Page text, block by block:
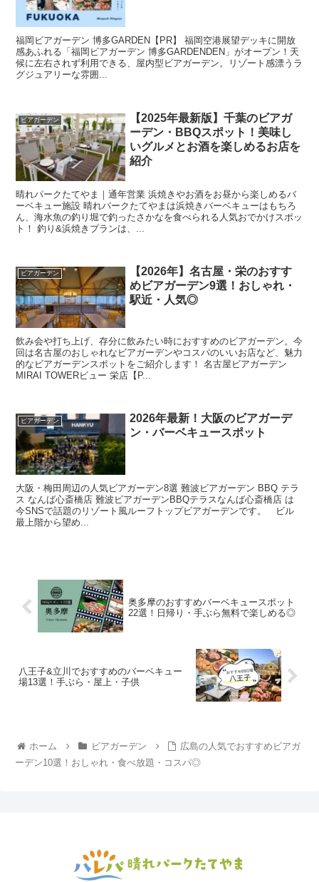
福岡ビアガーデン 博多GARDEN【PR】 福岡空港展望デッキに開放
感あふれる「福岡ビアガーデン 博多GARDENDEN」がオープン！天
候に左右されず利用できる、屋内型ビアガーデン。リゾート感漂うラ
グジュアリーな雰囲...
ビアガーデン
【2025年最新版】千葉のビアガ
ーデン・BBQスポット！美味し
いグルメとお酒を楽しめるお店を
紹介
晴れパークたてやま｜通年営業 浜焼きやお酒をお昼から楽しめるバ
ーベキュー施設 晴れパークたてやまは浜焼きバーベキューはもちろ
ん、海水魚の釣り堀で釣ったさかなを食べられる人気おでかけスポッ
ト！ 釣り&浜焼きプランは、...
ビアガーデン
【2026年】名古屋・栄のおすす
めビアガーデン9選！おしゃれ・
駅近・人気◎
飲み会や打ち上げ、存分に飲みたい時におすすめのビアガーデン。今
回は名古屋のおしゃれなビアガーデンやコスパのいいお店など、魅力
的なビアガーデンスポットをご紹介します！ 名古屋ビアガーデン
MIRAI TOWERビュー 栄店【P...
ビアガーデン
2026年最新！大阪のビアガーデ
ン・バーベキュースポット
大阪・梅田周辺の人気ビアガーデン8選 難波ビアガーデン BBQ テラ
ス なんば心斎橋店 難波ビアガーデンBBQテラスなんば心斎橋店 は
今SNSで話題のリゾート風ルーフトップビアガーデンです。 ビル
最上階から望め...
奥多摩のおすすめバーベキュースポット
22選！日帰り・手ぶら無料で楽しめる◎
八王子&立川でおすすめのバーベキュー
場13選！手ぶら・屋上・子供
ホーム ビアガーデン
広島の人気でおすすめビアガ
ーデン10選！おしゃれ・食べ放題・コスパ◎